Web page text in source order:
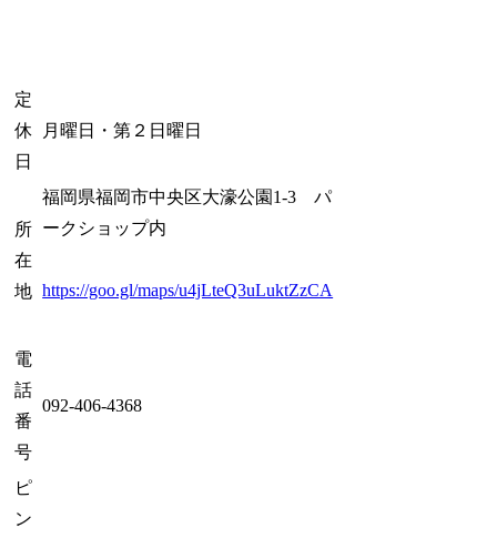
定
休
日
月曜日・第２日曜日
所
在
地
福岡県福岡市中央区大濠公園1-3 パ
ークショップ内
https://goo.gl/maps/u4jLteQ3uLuktZzCA
電
話
番
号
092-406-4368
ピ
ン